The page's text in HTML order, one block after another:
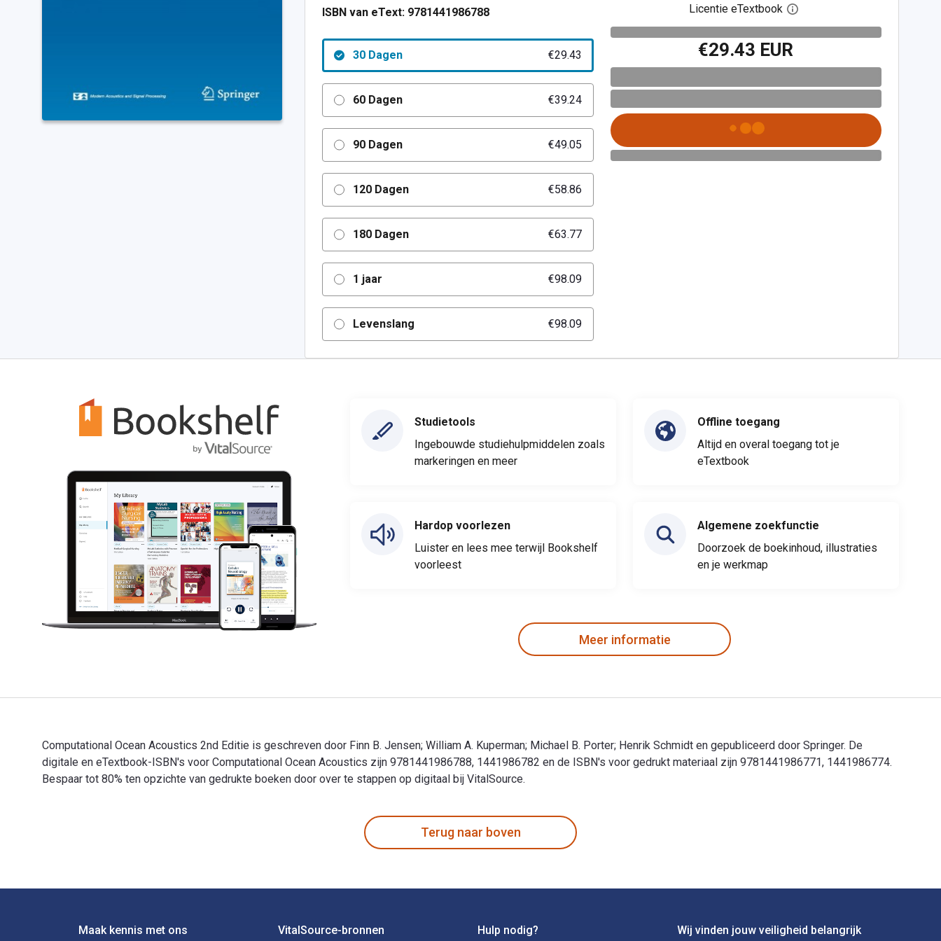
ISBN van eText: 9781441986788
30 Dagen €29.43
60 Dagen €39.24
90 Dagen €49.05
120 Dagen €58.86
180 Dagen €63.77
1 jaar €98.09
Levenslang €98.09
Licentie eTextbook Open het dialoogvenster
€29.43 EUR
Studietools
Ingebouwde studiehulpmiddelen zoals
markeringen en meer
Hardop voorlezen
Luister en lees mee terwijl Bookshelf
voorleest
Offline toegang
Altijd en overal toegang tot je
eTextbook
Algemene zoekfunctie
Doorzoek de boekinhoud, illustraties
en je werkmap
Meer informatie
Computational Ocean Acoustics 2nd Editie is geschreven door Finn B. Jensen; William A. Kuperman; Michael B. Porter; Henrik Schmidt en gepubliceerd door Springer. De
digitale en eTextbook-ISBN's voor Computational Ocean Acoustics zijn 9781441986788, 1441986782 en de ISBN's voor gedrukt materiaal zijn 9781441986771, 1441986774.
Bespaar tot 80% ten opzichte van gedrukte boeken door over te stappen op digitaal bij VitalSource.
Terug naar boven
Maak kennis met ons VitalSource-bronnen Hulp nodig? Wij vinden jouw veiligheid belangrijk